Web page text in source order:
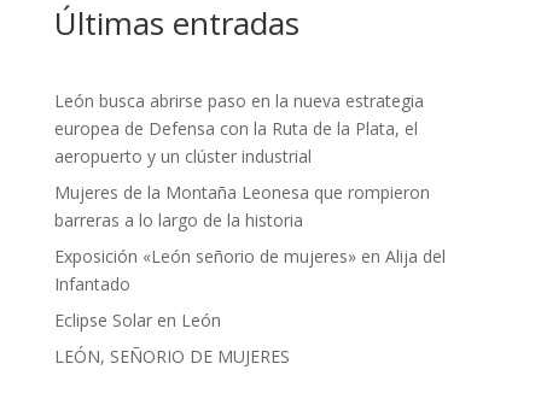
Últimas entradas
León busca abrirse paso en la nueva estrategia
europea de Defensa con la Ruta de la Plata, el
aeropuerto y un clúster industrial
Mujeres de la Montaña Leonesa que rompieron
barreras a lo largo de la historia
Exposición «León señorio de mujeres» en Alija del
Infantado
Eclipse Solar en León
LEÓN, SEÑORIO DE MUJERES